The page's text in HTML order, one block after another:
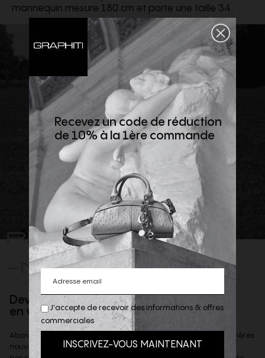
mannequin mesure 180 cm et porte une taille 34.
REJOIGNEZ
-NOUS
Devenez client privilège
en vous inscrivant à la newsletter
Abonnez-vous à notre newsletter afin d'être informé des dernières
nouveautés de la boutique,
J'accepte de recevoir des informations & offres
commerciales
Recevez un code de réduction
de 10% à la 1ère commande